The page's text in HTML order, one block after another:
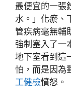
最便宜的一張
水。」化瘀、
管疾病毫無輔
強制塞入了一
地下室看到這
怕，而是因為
工健檢憤怒。